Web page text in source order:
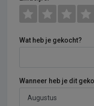
Wat heb je gekocht?
Wanneer heb je dit